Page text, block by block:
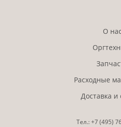
О нас
Расходные
Доставка и
Тел.:+7 (495)